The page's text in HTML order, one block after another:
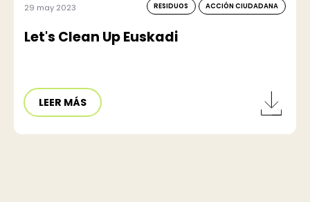
29 may 2023 RESIDUOS ACCIÓN CIUDADANA
Let's Clean Up Euskadi
LEER MÁS